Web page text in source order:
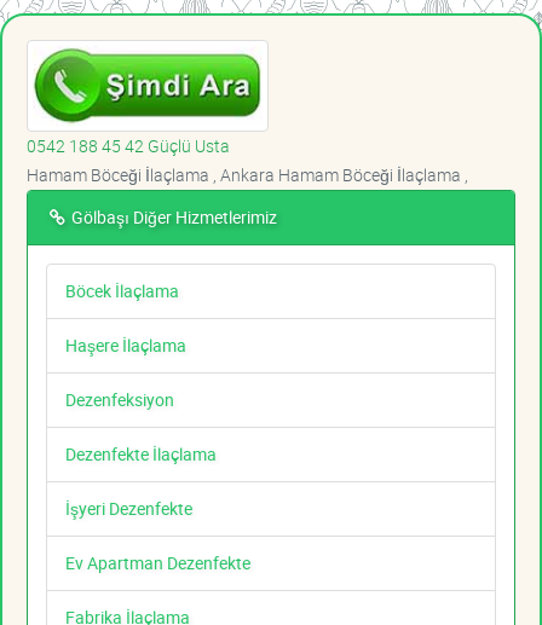
0542 188 45 42 Güçlü Usta
Hamam Böceği İlaçlama , Ankara Hamam Böceği İlaçlama ,
Gölbaşı Diğer Hizmetlerimiz
Böcek İlaçlama
Haşere İlaçlama
Dezenfeksiyon
Dezenfekte İlaçlama
İşyeri Dezenfekte
Ev Apartman Dezenfekte
Fabrika İlaçlama